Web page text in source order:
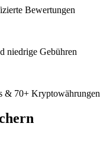
Bewertungen
niedrige Gebühren
& 70+ Kryptowährungen